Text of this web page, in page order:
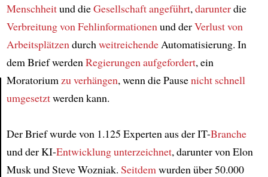
Menschheitund dieGesellschaftangeführt, darunterdie
Verbreitung von Fehlinformationen und derVerlust von
Arbeitsplätzen durch weitreichendeAutomatisierung. In
dem Brief werden Regierungen aufgefordert, ein
Moratorium zu verhängen, wenn die Pausenicht schnell
umgesetztwerden kann.
Der Brief wurde von 1.125 Experten aus der IT-Branche
und der KI-Entwicklungunterzeichnet, darunter von Elon
Musk und Steve Wozniak. Seitdem wurden über 50.000